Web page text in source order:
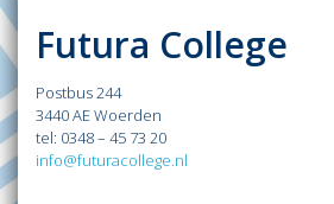
Futura College
Postbus 244
3440 AE Woerden
tel: 0348 – 45 73 20
info@futuracollege.nl